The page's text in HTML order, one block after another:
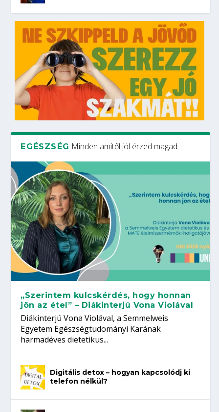
EGÉSZSÉG Minden amitől jól érzed magad
„Szerintem kulcskérdés, hogy honnan
jön az étel” – Diákinterjú Vona Violával
Diákinterjú Vona Violával, a Semmelweis
Egyetem Egészségtudományi Karának
harmadéves dietetikus...
Digitális detox – hogyan kapcsolódj ki
telefon nélkül?